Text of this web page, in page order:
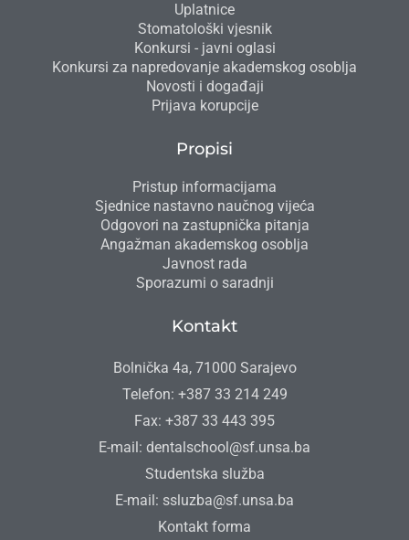
Uplatnice
Stomatološki vjesnik
Konkursi - javni oglasi
Konkursi za napredovanje akademskog osoblja
Novosti i događaji
Prijava korupcije
Propisi
Pristup informacijama
Sjednice nastavno naučnog vijeća
Odgovori na zastupnička pitanja
Angažman akademskog osoblja
Javnost rada
Sporazumi o saradnji
Kontakt
Bolnička 4a, 71000 Sarajevo
Telefon: +387 33 214 249
Fax: +387 33 443 395
E-mail: dentalschool@sf.unsa.ba
Studentska služba
E-mail: ssluzba@sf.unsa.ba
Kontakt forma